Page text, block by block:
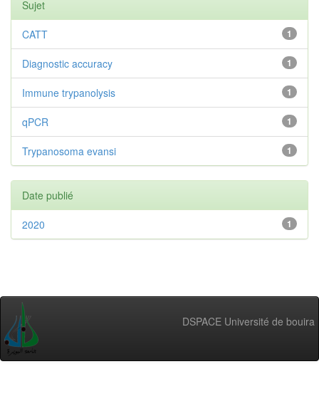
Sujet
1
CATT
1
Diagnostic accuracy
1
Immune trypanolysis
1
qPCR
1
Trypanosoma evansi
Date publié
1
2020
DSPACE Université de bouira